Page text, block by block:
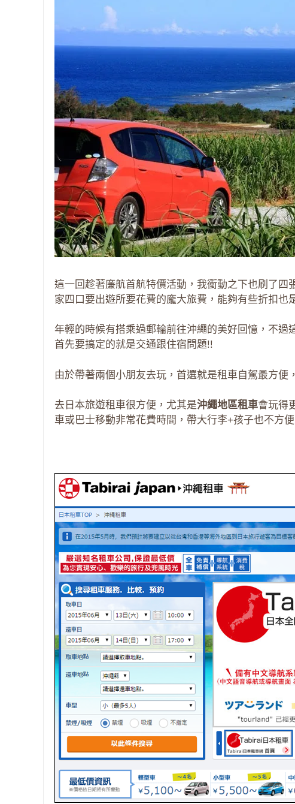
這一回趁著廉航首航特價活動，我衝動之下也刷了
家四口要出遊所要花費的龐大旅費，能夠有些折扣也
年輕的時候有搭乘過郵輪前往沖繩的美好回憶，不過
首先要搞定的就是交通跟住宿問題!!
由於帶著兩個小朋友去玩，首選就是租車自駕最方便
去日本旅遊租車很方便，尤其是沖繩地區租車會玩得
車或巴士移動非常花費時間，帶大行李+孩子也不方便